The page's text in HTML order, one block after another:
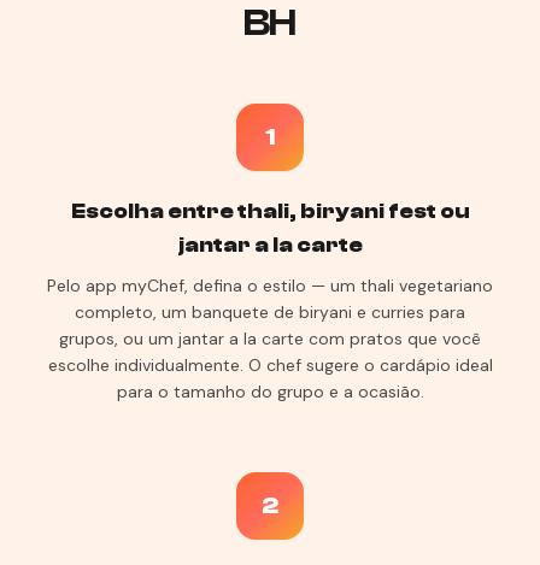
BH
1
Escolha entre thali, biryani fest ou
jantar a la carte
Pelo app myChef, defina o estilo — um thali vegetariano
completo, um banquete de biryani e curries para
grupos, ou um jantar a la carte com pratos que você
escolhe individualmente. O chef sugere o cardápio ideal
para o tamanho do grupo e a ocasião.
2